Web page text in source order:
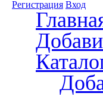
Регистрация Вход